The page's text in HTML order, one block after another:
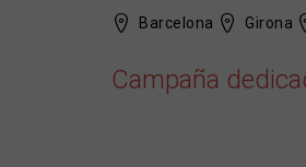
Barcelona Girona
Campaña